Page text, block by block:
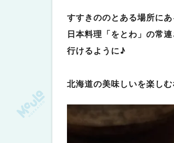
すすきののとある場所に
日本料理「をとわ」の常
行けるように♪
北海道の美味しいを楽し